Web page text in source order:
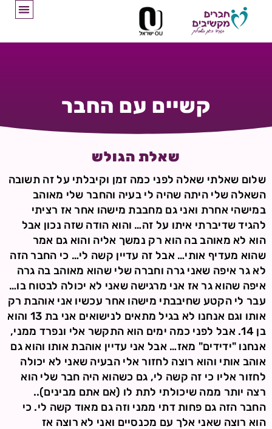
קשיים עם החבר
שאלת הגולש
שלום שאלתי שאלה לפני כמה זמן וקיבלתי על זה תשובה
השאלה שלי היתה שהיה לי בעיה והחבר שלי מאוהב
במישהי אחרת ואני גם מחבבת מישהו אחר אז רציתי
להגיד שדיברתי איתו על זה… והוא הודה שזה נכון אבל
הוא לא מאוהב בה הוא רק נמשך אליה והוא גם אמר
שהוא מעדיף אותי… אבל זה עדיין קשה לי… כי החבר הזה
לא גר איפה שאני גרה וחברה שלי שהוא מאוהב בה גרה
איפה שהוא גר אז אני מרגישה שאני לא יכולה לבטוח בו…
עבר לי הקטע שחיבבתי מישהו אחר עכשיו אני אוהבת רק
אותו וגם אנחנו לא בגיל מתאים לנישואים אני בת 13 והוא
בן 14. אבל לפני כמה ימים הוא התקשר אלי ונפרד ממני,
אנחנו "ידידים" מאז… אבל אני עדיין אוהבת אותו והוא גם
אוהב אותי והוא רוצה לחזור אלי הבעיה שאני לא יכולה
לחזור אליו כי זה קשה לי, גם כשהוא היה חבר שלי הוא
רצה יותר ממה שיכולתי לתת לו (אם אתם מבינים)..
החבר הזה גם פחות דתי ממני וזה גם מאוד קשה לי. כי
הוא רוצה שאני אלך עם מכנסיים ואני לא רוצה אז